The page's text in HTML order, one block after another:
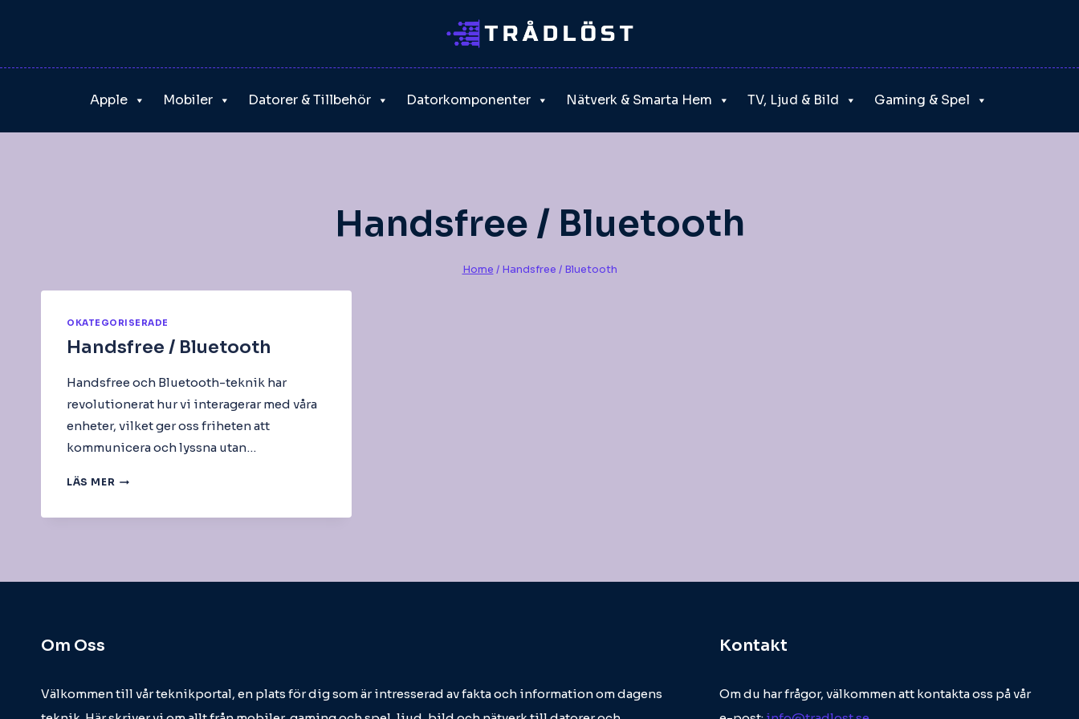
Apple Mobiler Datorer & Tillbehör Datorkomponenter Nätverk & Smarta Hem TV, Ljud & Bild Gaming & Spel
Handsfree / Bluetooth
Home / Handsfree / Bluetooth
OKATEGORISERADE
Handsfree / Bluetooth
Handsfree och Bluetooth-teknik har
revolutionerat hur vi interagerar med våra
enheter, vilket ger oss friheten att
kommunicera och lyssna utan…
LÄS MER HANDSFREE
Om Oss
Välkommen till vår teknikportal, en plats för dig som är intresserad av fakta och information om dagens
Kontakt
Om du har frågor, välkommen att kontakta oss på vår